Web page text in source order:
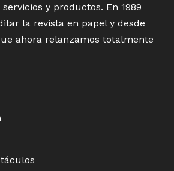
y productos. En 1989
la revista en papel y desde
ahora relanzamos totalmente